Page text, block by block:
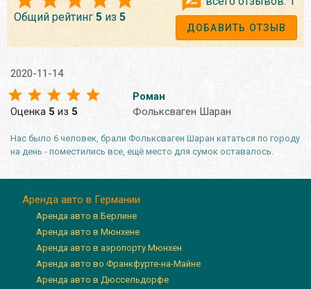
Общий рейтинг 5 из 5
ДОБАВИТЬ ОТЗЫВ
2020-11-14
Оценка 5 из 5
Роман
Фольксваген Шаран
Нас было 6 человек, брали Фольксваген Шаран кататься по городу
на день - поместились все, ещё место для сумок оставалось.
Аренда авто в Германии
Аренда авто в Берлине
Аренда авто в Мюнхене
Аренда авто в аэропорту Мюнхен
Аренда авто во Франкфурте-на-Майне
Аренда авто в Дюссельдорфе